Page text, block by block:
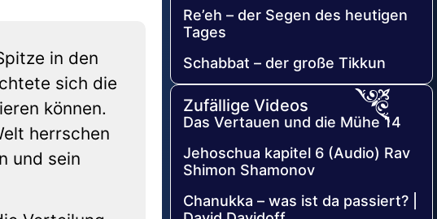
in den
sich die
können.
herrschen
und sein
Re’eh – der Segen des heutigen
Tages
Schabbat – der große Tikkun
Zufällige Videos
Das Vertauen und die Mühe 14
Jehoschua kapitel 6 (Audio) Rav
Shimon Shamonov
Chanukka – was ist da passiert? |